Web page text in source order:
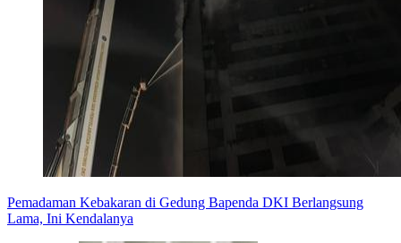
Pemadaman Kebakaran di Gedung Bapenda DKI Berlangsung
Lama, Ini Kendalanya